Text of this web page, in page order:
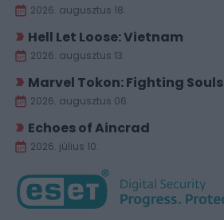
2026. augusztus 18.
Hell Let Loose: Vietnam
2026. augusztus 13.
Marvel Tokon: Fighting Souls
2026. augusztus 06.
Echoes of Aincrad
2026. július 10.